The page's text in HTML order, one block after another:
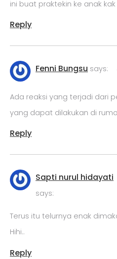
ini buat praktekin ke anak kak
Reply
Fenni Bungsu says:
Ada reaksi yang terjadi dari
yang dapat dilakukan di
Reply
Sapti nurul hidayati
says:
Terus itu telurnya enak
Hihi..
Reply